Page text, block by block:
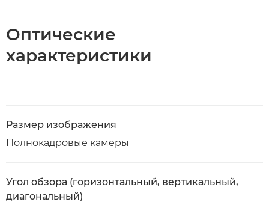
Оптические
характеристики
Размер изображения
Полнокадровые камеры
Угол обзора (горизонтальный, вертикальный,
диагональный)